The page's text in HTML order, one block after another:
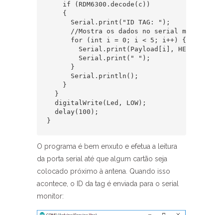
    if (RDM6300.decode(c))
    {
      Serial.print("ID TAG: ");
      //Mostra os dados no serial monitor
      for (int i = 0; i < 5; i++) {
        Serial.print(Payload[i], HEX);
        Serial.print(" ");
      }
      Serial.println();
    }
  }
  digitalWrite(Led, LOW);
  delay(100);
}
O programa é bem enxuto e efetua a leitura
da porta serial até que algum cartão seja
colocado próximo à antena. Quando isso
acontece, o ID da tag é enviada para o serial
monitor: